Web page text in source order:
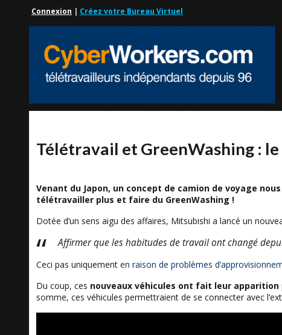
Connexion | Créez votre Bureau Virtuel
Télétravail et GreenWashing :
Venant du Japon, un concept de camion de voyage
télétravailler plus et faire du GreenWashing !
Dotée d’un sens aigu des affaires, Mitsubishi a lancé un
Affirmer que les habitudes de travail ont changé
Ceci pas uniquement en raison de problèmes
Du coup, ces nouveaux véhicules ont fait leur apparition
somme, ces véhicules permettraient de se connecter avec